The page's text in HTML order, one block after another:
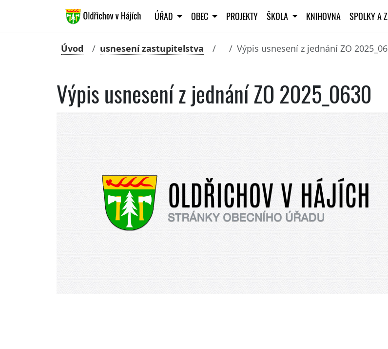
ÚŘAD OBEC PROJEKTY ŠKOLA KNIHOVNA SPOLKY A
Úvod usnesení zastupitelstva Výpis usnesení z jednání ZO
Výpis usnesení z jednání ZO 2025_0630